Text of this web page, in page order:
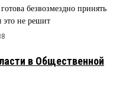
безвозмездно принять
не решит
в Общественной